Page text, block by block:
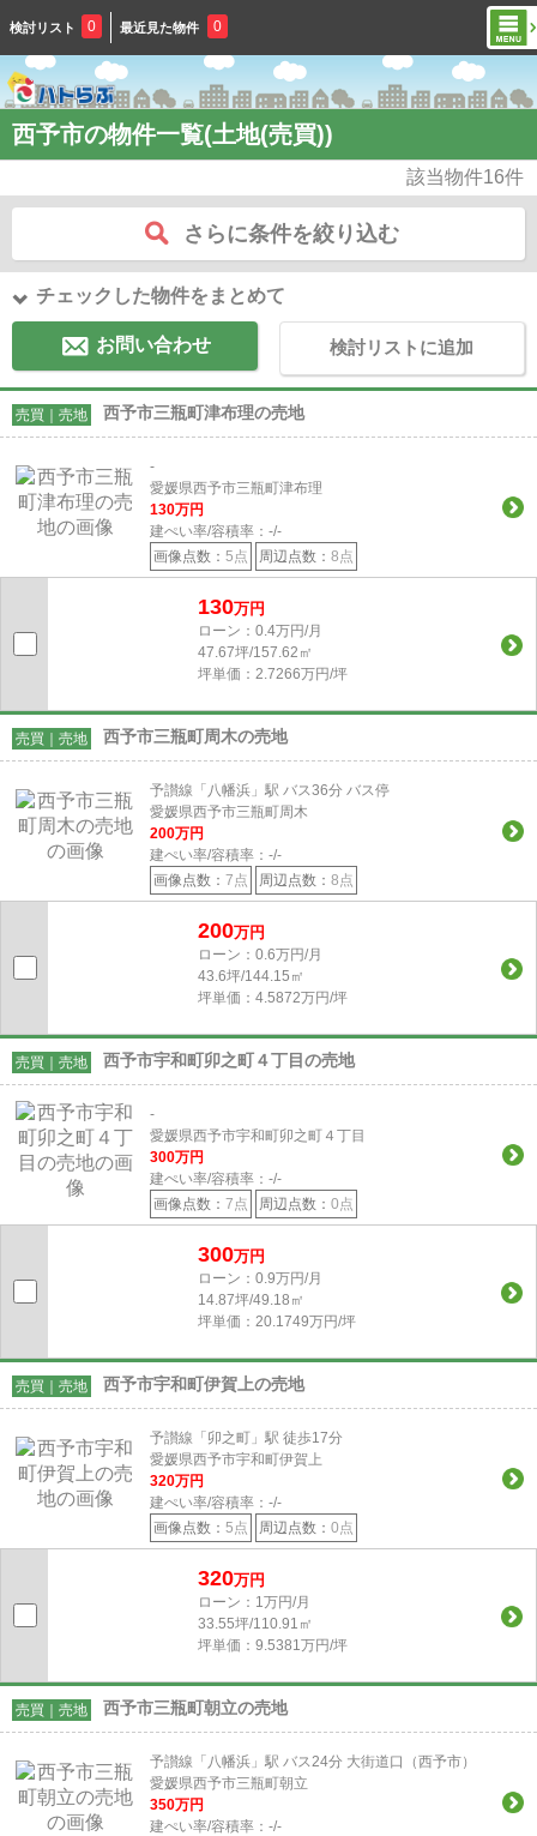
検討リスト 0 最近見た物件 0
西予市の物件一覧(土地(売買))
該当物件16件
さらに条件を絞り込む
チェックした物件をまとめて
お問い合わせ 検討リストに追加
売買｜売地 西予市三瓶町津布理の売地
-
愛媛県西予市三瓶町津布理
130万円
建ぺい率/容積率： -/-
画像点数： 5点 周辺点数： 8点
130万円
ローン：0.4万円/月
47.67坪/157.62㎡
坪単価：2.7266万円/坪
売買｜売地 西予市三瓶町周木の売地
予讃線「八幡浜」駅 バス36分 バス停
愛媛県西予市三瓶町周木
200万円
建ぺい率/容積率： -/-
画像点数： 7点 周辺点数： 8点
200万円
ローン：0.6万円/月
43.6坪/144.15㎡
坪単価：4.5872万円/坪
売買｜売地 西予市宇和町卯之町４丁目の売地
-
愛媛県西予市宇和町卯之町４丁目
300万円
建ぺい率/容積率： -/-
画像点数： 7点 周辺点数： 0点
300万円
ローン：0.9万円/月
14.87坪/49.18㎡
坪単価：20.1749万円/坪
売買｜売地 西予市宇和町伊賀上の売地
予讃線「卯之町」駅 徒歩17分
愛媛県西予市宇和町伊賀上
320万円
建ぺい率/容積率： -/-
画像点数： 5点 周辺点数： 0点
320万円
ローン：1万円/月
33.55坪/110.91㎡
坪単価：9.5381万円/坪
売買｜売地 西予市三瓶町朝立の売地
予讃線「八幡浜」駅 バス24分 大街道口（西予市）
愛媛県西予市三瓶町朝立
350万円
建ぺい率/容積率： -/-